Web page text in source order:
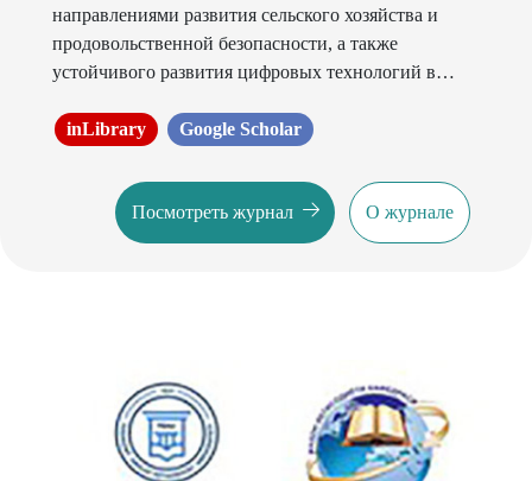
направлениями развития сельского хозяйства и
продовольственной безопасности, а также
устойчивого развития цифровых технологий в
хозяйство-4.0» и «Умное сельское хозяйство».
inLibrary Google Scholar
Посмотреть журнал О журнале